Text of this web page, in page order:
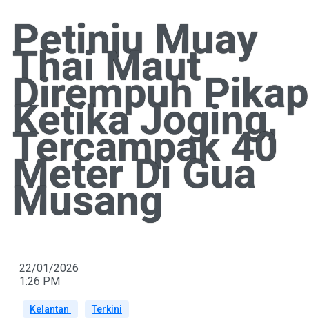
Petinju Muay
Thai Maut
Dirempuh Pikap
Ketika Joging,
Tercampak 40
Meter Di Gua
Musang
22/01/2026
1:26 PM
Kelantan Terkini